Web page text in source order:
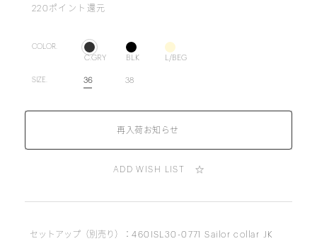
220 ポイント還元
COLOR.
C.GRY BLK L/BEG
SIZE. 36 38
ADD WISH LIST
セットアップ（別売り）：460ISL30-0771 Sailor collar JK